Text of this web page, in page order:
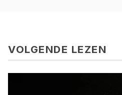
VOLGENDE LEZEN